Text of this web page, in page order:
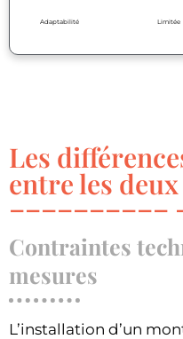
Adaptabilité Limitée
Les
entre les
Contraintes
mesures
L’installation d’un